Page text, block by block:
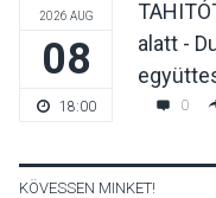
2026 AUG
08
18:00
alatt -
0
KÖVESSEN MINKET!